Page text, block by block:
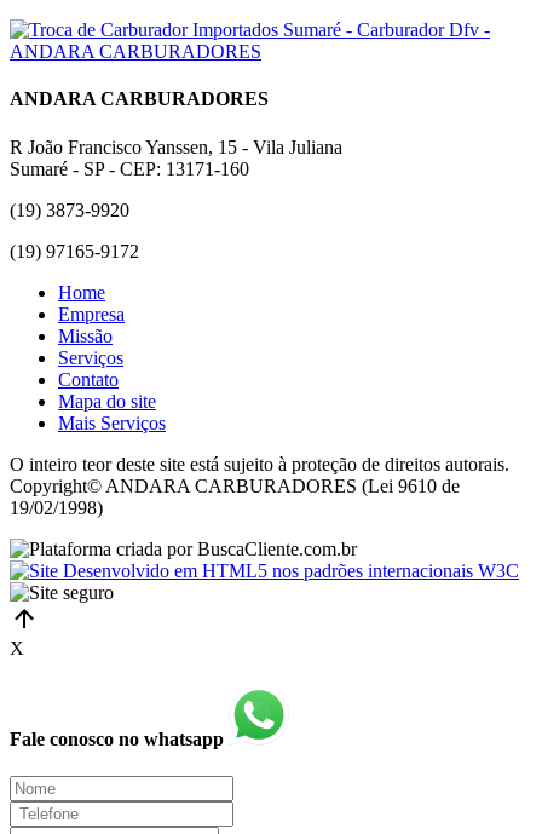
ANDARA CARBURADORES
R João Francisco Yanssen, 15 - Vila Juliana
Sumaré - SP - CEP: 13171-160
(19) 3873-9920
(19) 97165-9172
Home
Empresa
Missão
Serviços
Contato
Mapa do site
Mais Serviços
O inteiro teor deste site está sujeito à proteção de direitos autorais.
Copyright© ANDARA CARBURADORES (Lei 9610 de
19/02/1998)
X
Fale conosco no whatsapp